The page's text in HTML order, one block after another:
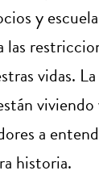
y
las
vidas.
a
historia.